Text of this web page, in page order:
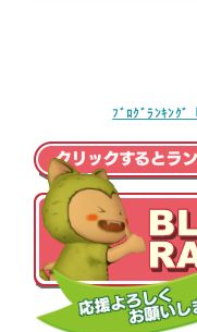
ﾌﾞﾛｸﾞﾗﾝｷﾝｸﾞ